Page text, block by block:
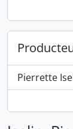
Pierrette